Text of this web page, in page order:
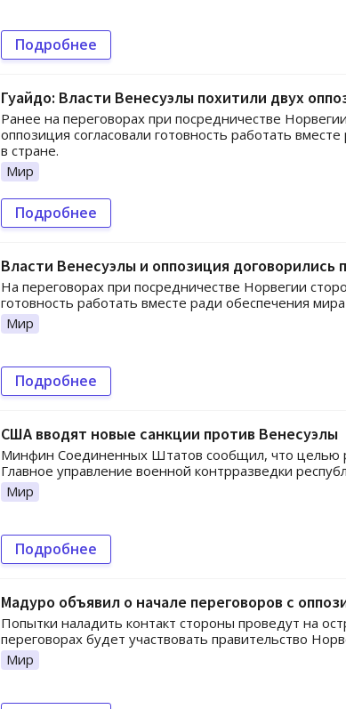
Подробнее
Гуайдо: Власти Венесуэлы похитили двух
Ранее на переговорах при посредничестве
оппозиция согласовали готовность работать
в стране.
Мир
Подробнее
Власти Венесуэлы и оппозиция договорились
На переговорах при посредничестве Норвегии
готовность работать вместе ради обеспечения
Мир
Подробнее
США вводят новые санкции против Венесуэлы
Минфин Соединенных Штатов сообщил, что целью
Главное управление военной контрразведки
Мир
Подробнее
Мадуро объявил о начале переговоров с
Попытки наладить контакт стороны проведут на
переговорах будет участвовать правительство
Мир